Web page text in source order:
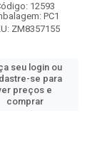
12593
PC1
ZM8357155
seu login ou
se para
preços e
comprar